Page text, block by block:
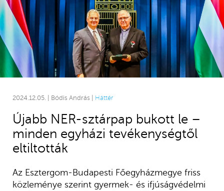
2024.12.05. | Bódis András | Háttér
Újabb NER-sztárpap bukott le –
minden egyházi tevékenységtől
eltiltották
Az Esztergom-Budapesti Főegyházmegye friss
közleménye szerint gyermek- és ifjúságvédelmi